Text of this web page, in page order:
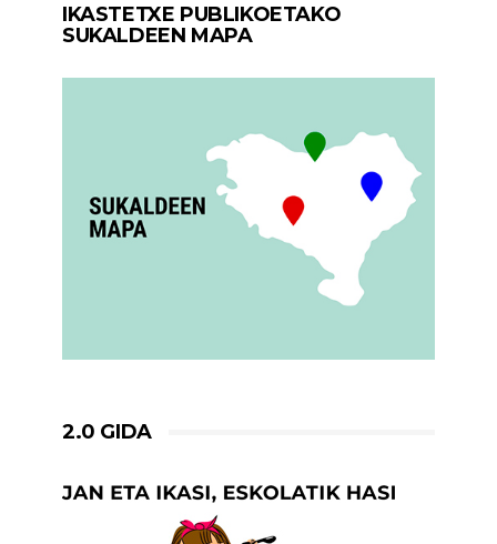
IKASTETXE PUBLIKOETAKO
SUKALDEEN MAPA
2.0 GIDA